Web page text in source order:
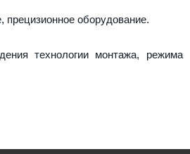
оборудование.
технологии монтажа, режима